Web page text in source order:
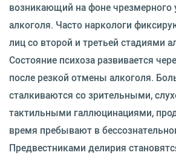
возникающий на фоне чрезмерного
алкоголя. Часто наркологи
лиц со второй и третьей стадиями
Состояние психоза развивается
после резкой отмены алкоголя.
сталкиваются со зрительными,
тактильными галлюцинациями,
время пребывают в
Предвестниками делирия